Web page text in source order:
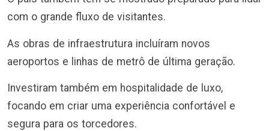
com o grande fluxo de visitantes.
As obras de infraestrutura incluíram novos
aeroportos e linhas de metrô de última geração.
Investiram também em hospitalidade de luxo,
focando em criar uma experiência confortável e
segura para os torcedores.